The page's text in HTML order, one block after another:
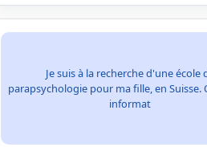
Je suis à la recherche d'une école
parapsychologie pour ma fille, en Suisse.
informat